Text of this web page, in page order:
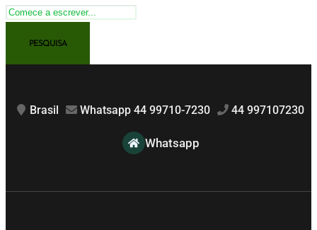
Brasil Whatsapp 44 99710-7230 44 997107230
Whatsapp